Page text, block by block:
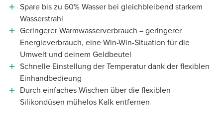
Spare bis zu 60% Wasser bei gleichbleibend starkem
Wasserstrahl
Geringerer Warmwasserverbrauch = geringerer
Energieverbrauch, eine Win-Win-Situation für die
Umwelt und deinem Geldbeutel
Schnelle Einstellung der Temperatur dank der flexiblen
Einhandbedieung
Durch einfaches Wischen über die flexiblen
Silikondüsen mühelos Kalk entfernen